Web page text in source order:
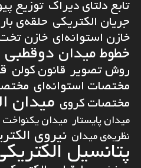
تابع دلتای دیراک توزیع
جریان الکتریکی حلقه‌ی بار
خازن استوانه‌ای خازن
خطوط میدان دوقطبی
روش تصویر قانون کولن
مختصات استوانه‌ای
مختصات کروی میدان
میدان پایستار میدان یکنواخت
نظریه‌ی میدان نیرویپتانسیل